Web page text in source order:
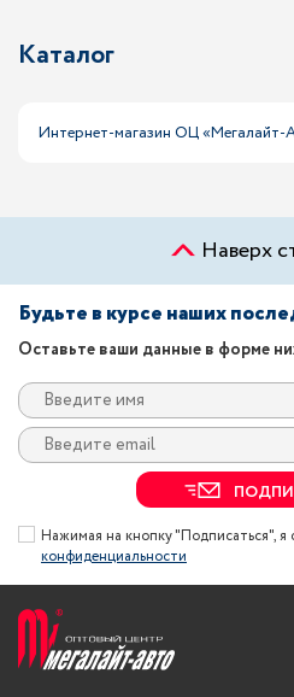
Каталог
Интернет-магазин ОЦ «Мегалайт-
Наверх
Будьте в курсе наших
Оставьте ваши данные в форме
Нажимая на кнопку "Подписаться", я
конфиденциальности